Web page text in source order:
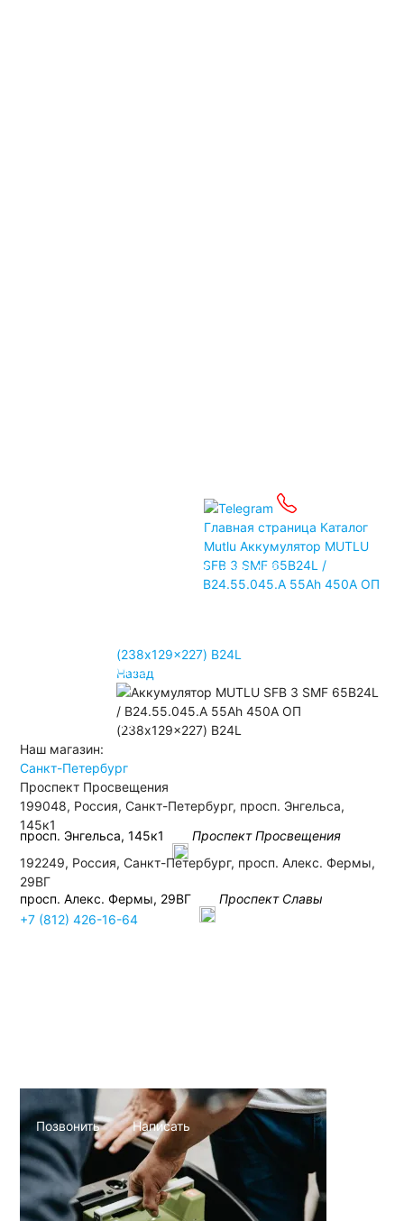
Подбор АКБ
Услуги
Оплата
Санкт-Петербург
просп. Энгельса, 145к1 Проспект Просвещения
просп. Алекс. Фермы, 29ВГ Проспект Славы
Позвонить Написать
Главная страница Каталог
Mutlu Аккумулятор MUTLU
SFB 3 SMF 65B24L /
B24.55.045.A 55Ah 450A ОП
(238x129x227) B24L
Назад
Наш магазин:
Санкт-Петербург
Проспект Просвещения
199048, Россия, Санкт-Петербург, просп. Энгельса,
145к1
192249, Россия, Санкт-Петербург, просп. Алекс. Фермы,
29ВГ
+7 (812) 426-16-64